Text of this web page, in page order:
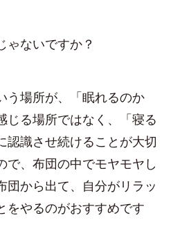
ゃないですか？
う場所が、「眠れるのか
じる場所ではなく、「寝る
認識させ続けることが大切
で、布団の中でモヤモヤし
団から出て、自分がリラッ
をやるのがおすすめです